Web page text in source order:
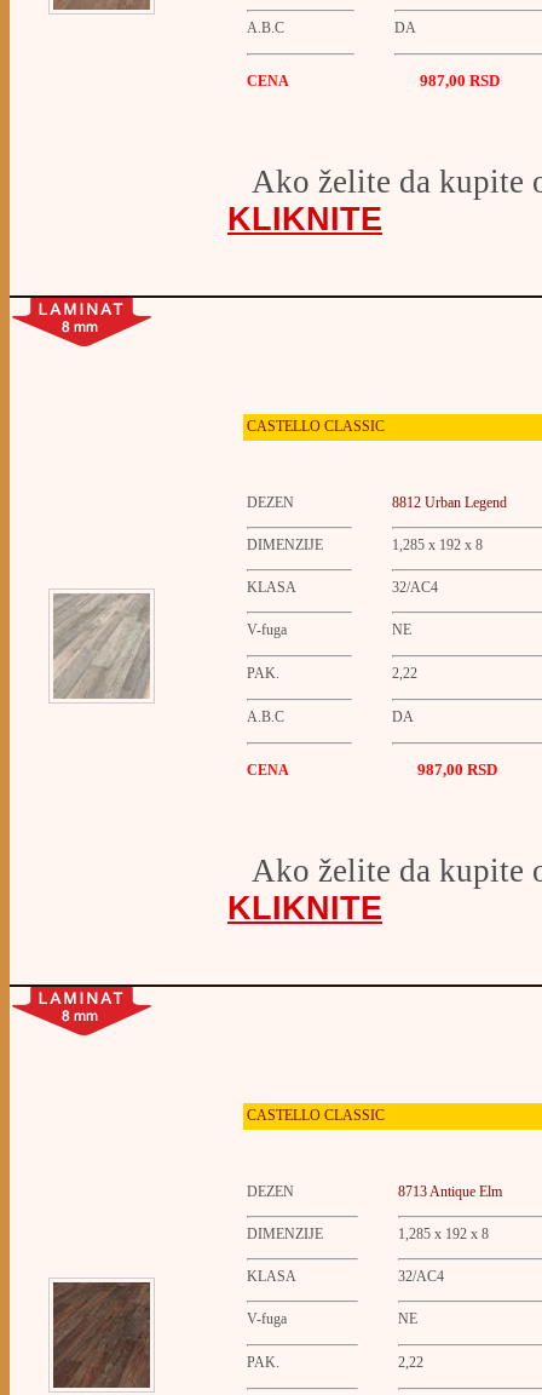
A.B.C DA
CENA 987,00 RSD
Ako želite da kupite
KLIKNITE
CASTELLO CLASSIC
DEZEN 8812 Urban Legend
DIMENZIJE 1,285 x 192 x 8
KLASA 32/AC4
V-fuga NE
PAK. 2,22
A.B.C DA
CENA 987,00 RSD
Ako želite da kupite
KLIKNITE
CASTELLO CLASSIC
DEZEN 8713 Antique Elm
DIMENZIJE 1,285 x 192 x 8
KLASA 32/AC4
V-fuga NE
PAK. 2,22